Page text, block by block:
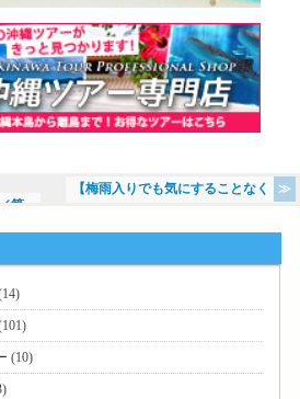
第一
【梅雨入りでも気にすることなく
(10)